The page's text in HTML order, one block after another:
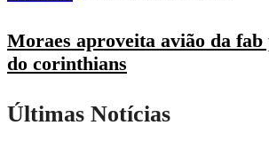
Moraes aproveita avião da
do corinthians
Últimas Notícias